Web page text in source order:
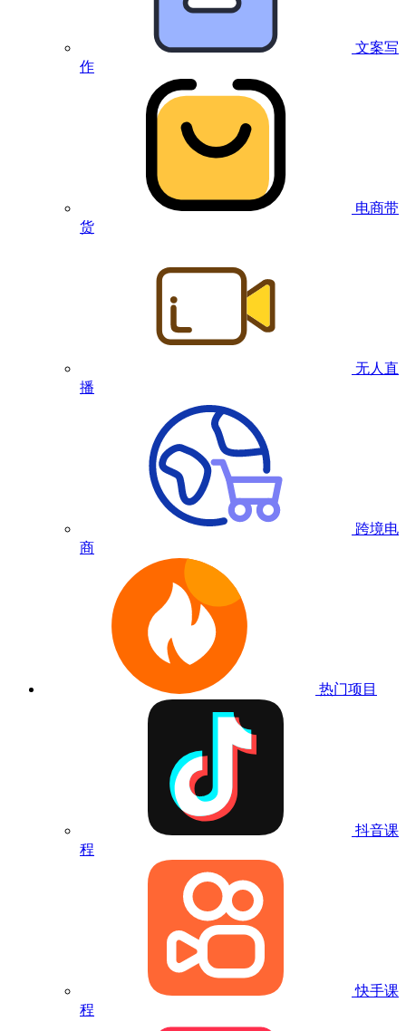
文案写
作
电商带
货
无人直
播
跨境电
商
热门项目
抖音课
程
快手课
程